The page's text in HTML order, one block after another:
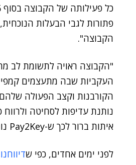
הקבוצה".
"הקבוצה ראויה לתשומת לב
העקביות שבה מתעצמים
הקורבנות וקצב הפעולה
נותנת עדיפות לסחיטה
איתות ברור לכך ש-Pay2Key נותרה איום פעיל, בלתי צפוי ובעל מוטיבציה פוליטית".
לפני ימים אחדים, כפי שדיווחנו